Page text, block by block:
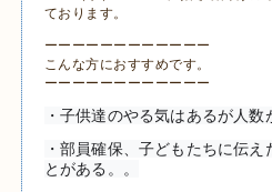
ております。
ーーーーーーーーーーーー
こんな方におすすめです。
ーーーーーーーーーーーー
・子供達のやる気はあるが人数
・部員確保、子どもたちに伝
とがある。。